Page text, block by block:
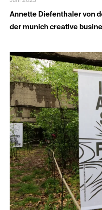
Annette Diefenthaler von
der munich creative